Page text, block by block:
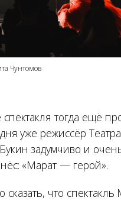
Чунтомов
тогда ещё
уже режиссёр
задумчиво и
«Марат — герой».
что спектакль